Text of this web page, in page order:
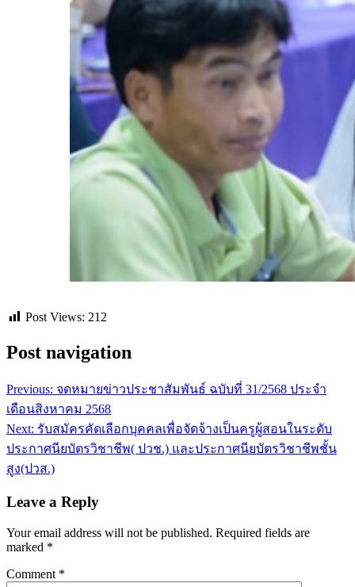
Post Views: 212
Post navigation
Previous: จดหมายข่าวประชาสัมพันธ์ ฉบับที่ 31/2568 ประจำ
เดือนสิงหาคม 2568
Next: รับสมัครคัดเลือกบุคคลเพื่อจัดจ้างเป็นครูผู้สอนในระดับ
ประกาศนียบัตรวิชาชีพ( ปวช.) และประกาศนียบัตรวิชาชีพชั้น
สูง(ปวส.)
Leave a Reply
Your email address will not be published. Required fields are
marked *
Comment *